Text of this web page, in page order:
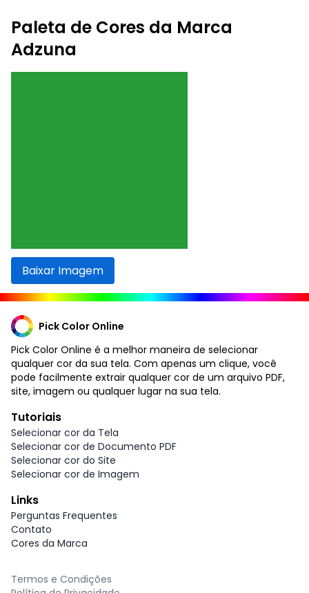
Paleta de Cores da Marca
Adzuna
Baixar Imagem
Pick Color Online
Pick Color Online é a melhor maneira de selecionar
qualquer cor da sua tela. Com apenas um clique, você
pode facilmente extrair qualquer cor de um arquivo PDF,
site, imagem ou qualquer lugar na sua tela.
Tutoriais
Selecionar cor da Tela
Selecionar cor de Documento PDF
Selecionar cor do Site
Selecionar cor de Imagem
Links
Perguntas Frequentes
Contato
Cores da Marca
Termos e Condições